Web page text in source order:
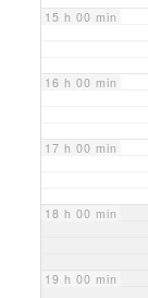
15 h 00 min
16 h 00 min
17 h 00 min
18 h 00 min
19 h 00 min